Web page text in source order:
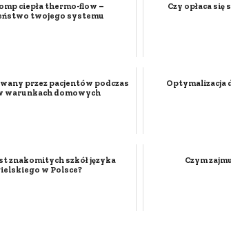
ciepła thermo-flow –
twojego systemu
Czy opłaca się
przez pacjentów podczas
warunkach domowych
Optymalizacja
znakomitych szkół języka
w Polsce?
Czym